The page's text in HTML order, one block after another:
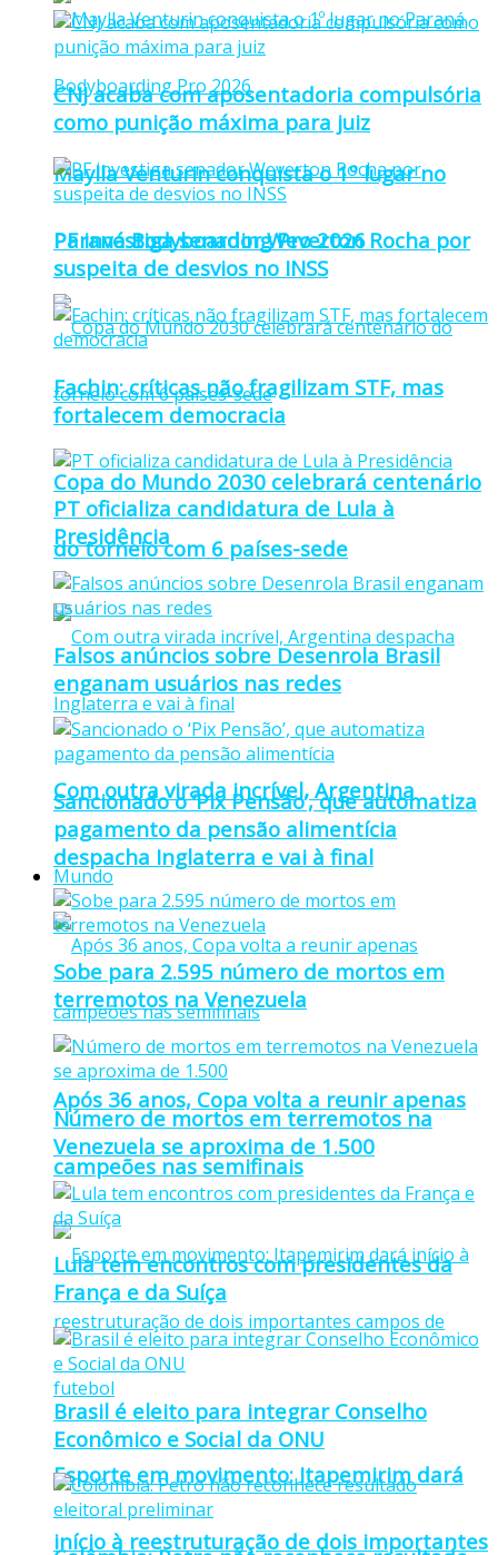
Maylla Venturin conquista o 1º lugar no
Paraná Bodyboarding Pro 2026
Copa do Mundo 2030 celebrará centenário
do torneio com 6 países-sede
Com outra virada incrível, Argentina
despacha Inglaterra e vai à final
Após 36 anos, Copa volta a reunir apenas
campeões nas semifinais
Esporte em movimento: Itapemirim dará
início à reestruturação de dois importantes
CNJ acaba com aposentadoria compulsória
como punição máxima para juiz
PF investiga senador Weverton Rocha por
suspeita de desvios no INSS
Fachin: críticas não fragilizam STF, mas
fortalecem democracia
PT oficializa candidatura de Lula à
Presidência
Falsos anúncios sobre Desenrola Brasil
enganam usuários nas redes
Sancionado o ‘Pix Pensão’, que automatiza
pagamento da pensão alimentícia
Mundo
Sobe para 2.595 número de mortos em
terremotos na Venezuela
Número de mortos em terremotos na
Venezuela se aproxima de 1.500
Lula tem encontros com presidentes da
França e da Suíça
Brasil é eleito para integrar Conselho
Econômico e Social da ONU